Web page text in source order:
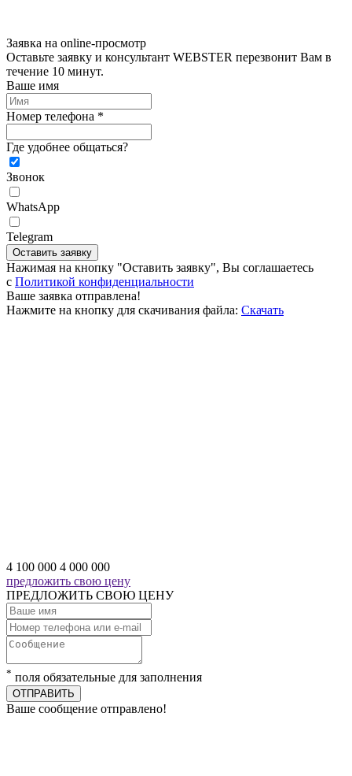
Заявка на online-просмотр
Оставьте заявку и консультант WEBSTER перезвонит Вам в
течение 10 минут.
Ваше имя
Номер телефона *
Где удобнее общаться?
Звонок
WhatsApp
Telegram
Оставить заявку
Нажимая на кнопку "Оставить заявку", Вы соглашаетесь
c Политикой конфиденциальности
Ваше заявка отправлена!
Нажмите на кнопку для скачивания файла: Скачать
4 100 000 4 000 000
предложить свою цену
ПРЕДЛОЖИТЬ СВОЮ ЦЕНУ
* поля обязательные для заполнения
ОТПРАВИТЬ
Ваше сообщение отправлено!